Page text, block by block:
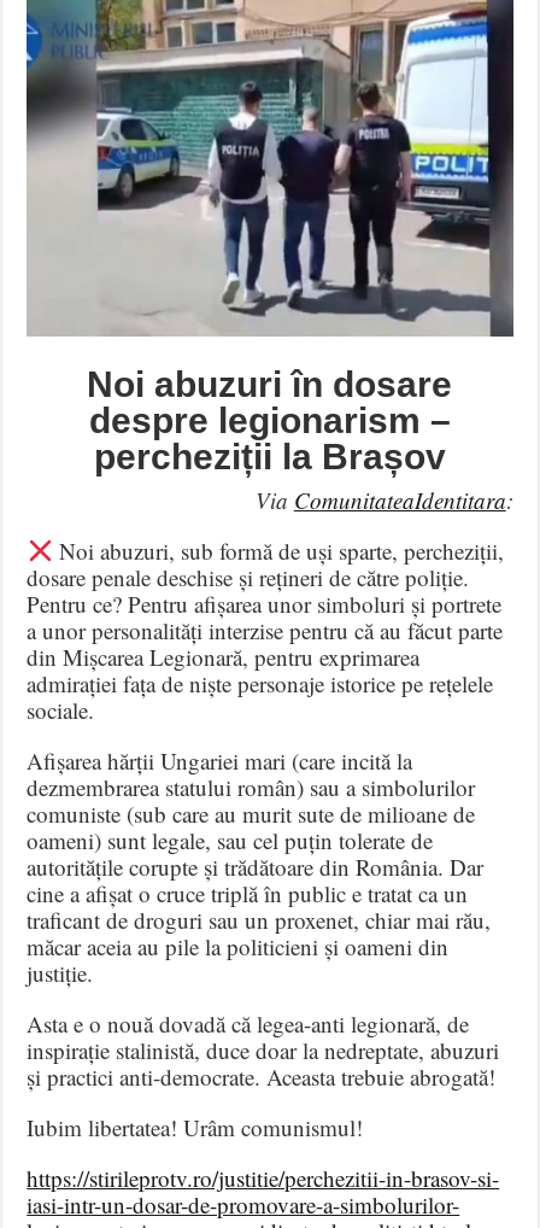
Noi abuzuri în dosare
despre legionarism –
percheziții la Brașov
Via ComunitateaIdentitara:
Noi abuzuri, sub formă de uși sparte, percheziții,
dosare penale deschise și rețineri de către poliție.
Pentru ce? Pentru afișarea unor simboluri și portrete
a unor personalități interzise pentru că au făcut parte
din Mișcarea Legionară, pentru exprimarea
admirației fața de niște personaje istorice pe rețelele
sociale.
Afișarea hărții Ungariei mari (care incită la
dezmembrarea statului român) sau a simbolurilor
comuniste (sub care au murit sute de milioane de
oameni) sunt legale, sau cel puțin tolerate de
autoritățile corupte și trădătoare din România. Dar
cine a afișat o cruce triplă în public e tratat ca un
traficant de droguri sau un proxenet, chiar mai rău,
măcar aceia au pile la politicieni și oameni din
justiție.
Asta e o nouă dovadă că legea-anti legionară, de
inspirație stalinistă, duce doar la nedreptate, abuzuri
și practici anti-democrate. Aceasta trebuie abrogată!
Iubim libertatea! Urâm comunismul!
https://stirileprotv.ro/justitie/perchezitii-in-brasov-si-
iasi-intr-un-dosar-de-promovare-a-simbolurilor-